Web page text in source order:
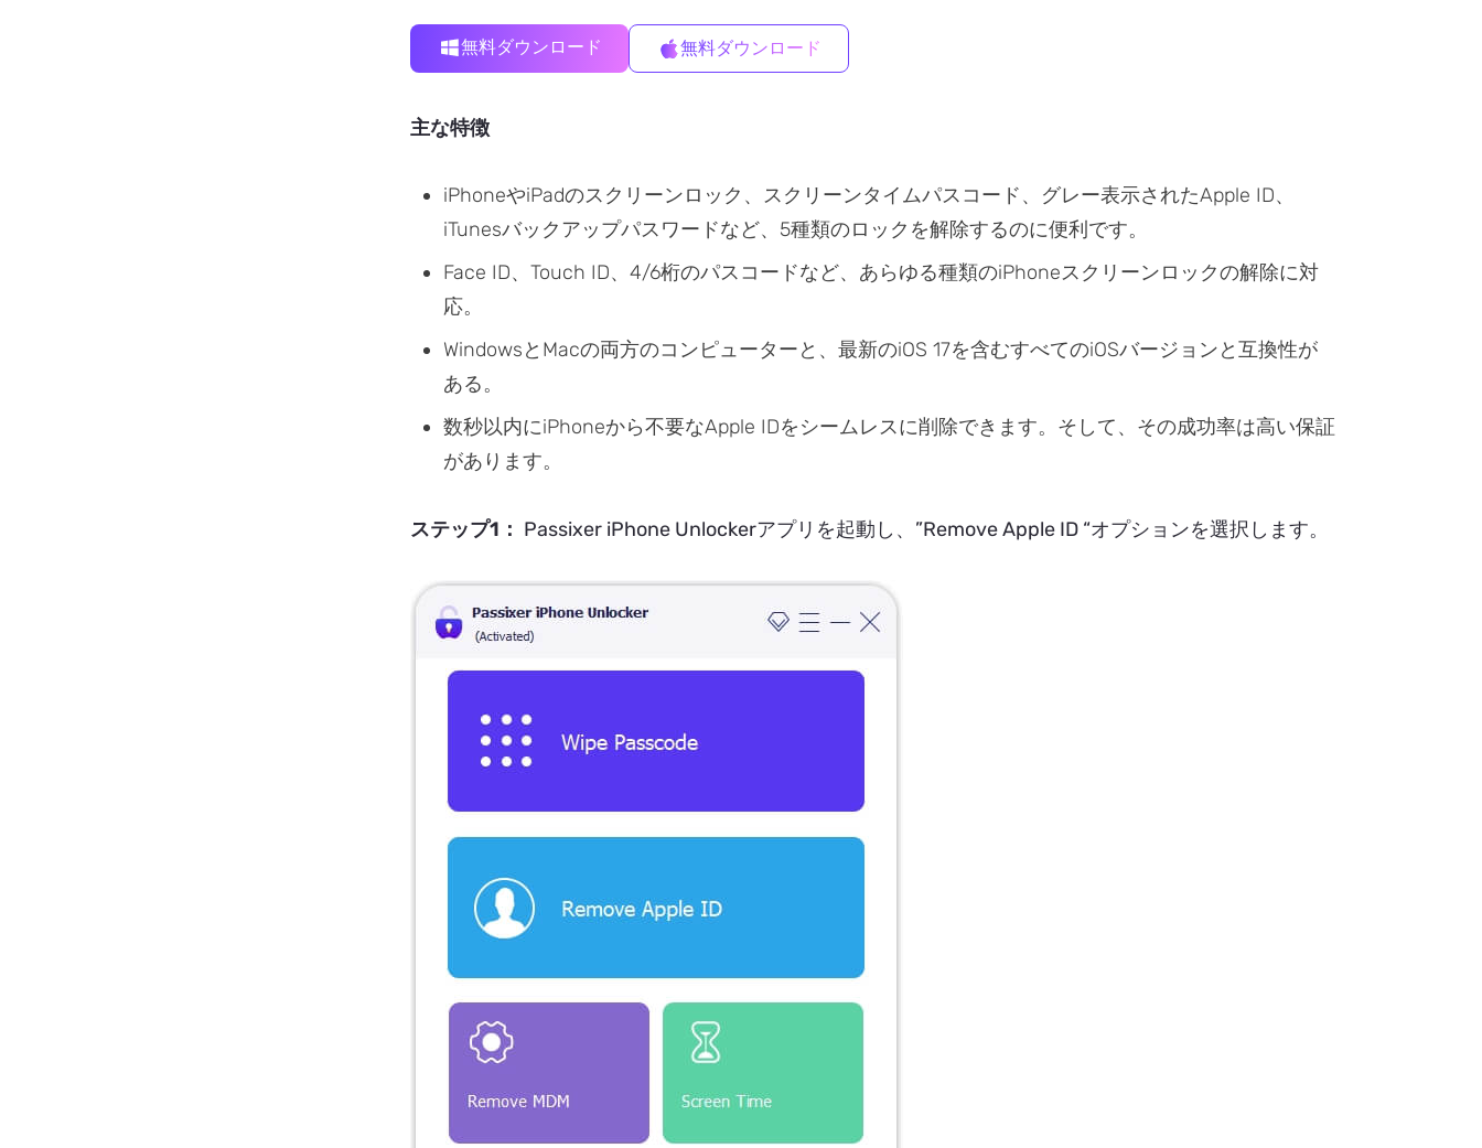
無料ダウンロード 無料ダウンロード
主な特徴
iPhoneやiPadのスクリーンロック、スクリーンタイムパスコード、グレー表示されたApple ID、
iTunesバックアップパスワードなど、5種類のロックを解除するのに便利です。
Face ID、Touch ID、4/6桁のパスコードなど、あらゆる種類のiPhoneスクリーンロックの解除に対
応。
WindowsとMacの両方のコンピューターと、最新のiOS 17を含むすべてのiOSバージョンと互換性が
ある。
数秒以内にiPhoneから不要なApple IDをシームレスに削除できます。そして、その成功率は高い保証
があります。
ステップ1： Passixer iPhone Unlockerアプリを起動し、”Remove Apple ID “オプションを選択します。